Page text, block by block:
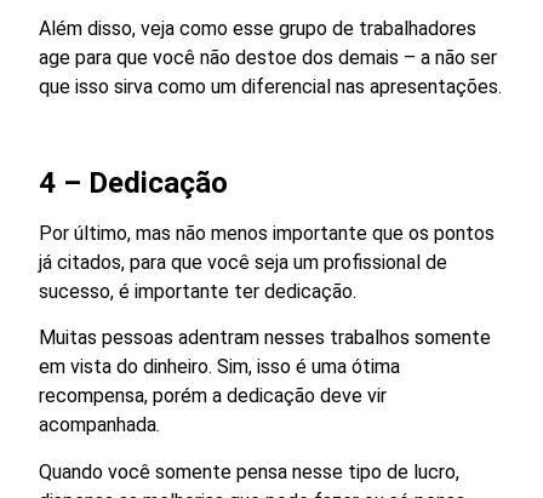
Além disso, veja como esse grupo de trabalhadores
age para que você não destoe dos demais – a não ser
que isso sirva como um diferencial nas apresentações.
4 – Dedicação
Por último, mas não menos importante que os pontos
já citados, para que você seja um profissional de
sucesso, é importante ter dedicação.
Muitas pessoas adentram nesses trabalhos somente
em vista do dinheiro. Sim, isso é uma ótima
recompensa, porém a dedicação deve vir
acompanhada.
Quando você somente pensa nesse tipo de lucro,